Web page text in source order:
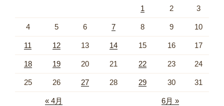
1 2 3
4 5 6 7 8 9 10
11 12 13 14 15 16 17
18 19 20 21 22 23 24
25 26 27 28 29 30 31
« 4月 6月 »